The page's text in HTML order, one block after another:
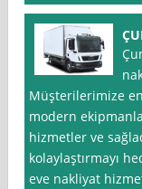
Müşterilerimize
modern
hizmetler ve
kolaylaştırmayı
eve nakliyat